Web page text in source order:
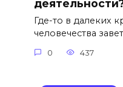
Где-то в далеких
человечества
0 437